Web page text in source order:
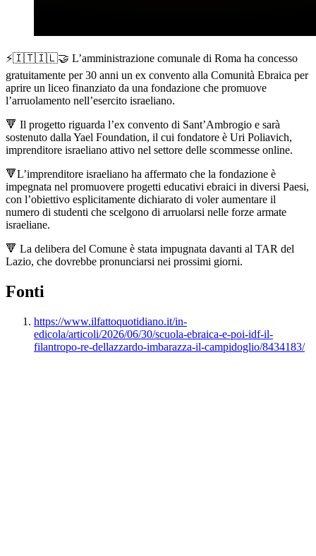
⚡️🇮🇹🇮🇱🤝 L’amministrazione comunale di Roma ha concesso
gratuitamente per 30 anni un ex convento alla Comunità Ebraica per
aprire un liceo finanziato da una fondazione che promuove
l’arruolamento nell’esercito israeliano.
🔻 Il progetto riguarda l’ex convento di Sant’Ambrogio e sarà
sostenuto dalla Yael Foundation, il cui fondatore è Uri Poliavich,
imprenditore israeliano attivo nel settore delle scommesse online.
🔻L’imprenditore israeliano ha affermato che la fondazione è
impegnata nel promuovere progetti educativi ebraici in diversi Paesi,
con l’obiettivo esplicitamente dichiarato di voler aumentare il
numero di studenti che scelgono di arruolarsi nelle forze armate
israeliane.
🔻 La delibera del Comune è stata impugnata davanti al TAR del
Lazio, che dovrebbe pronunciarsi nei prossimi giorni.
Fonti
https://www.ilfattoquotidiano.it/in-
edicola/articoli/2026/06/30/scuola-ebraica-e-poi-idf-il-
filantropo-re-dellazzardo-imbarazza-il-campidoglio/8434183/